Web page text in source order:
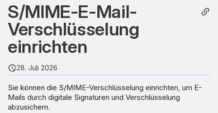
中文（繁體）
Zertifikatsextraktionsverhalten
Lokale CA
Benutzerzertifikate
Benutzer manuell
hinzufügen
S/MIME-E-Mail-
Verschlüsselung
einrichten
28. Juli 2026
Sie können die S/MIME-Verschlüsselung einrichten, um E-
Mails durch digitale Signaturen und Verschlüsselung
abzusichern.